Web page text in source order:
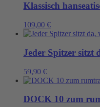
Klassisch
109,00 €
Jeder Spitzer sitzt
59,90 €
DOCK 10 zum